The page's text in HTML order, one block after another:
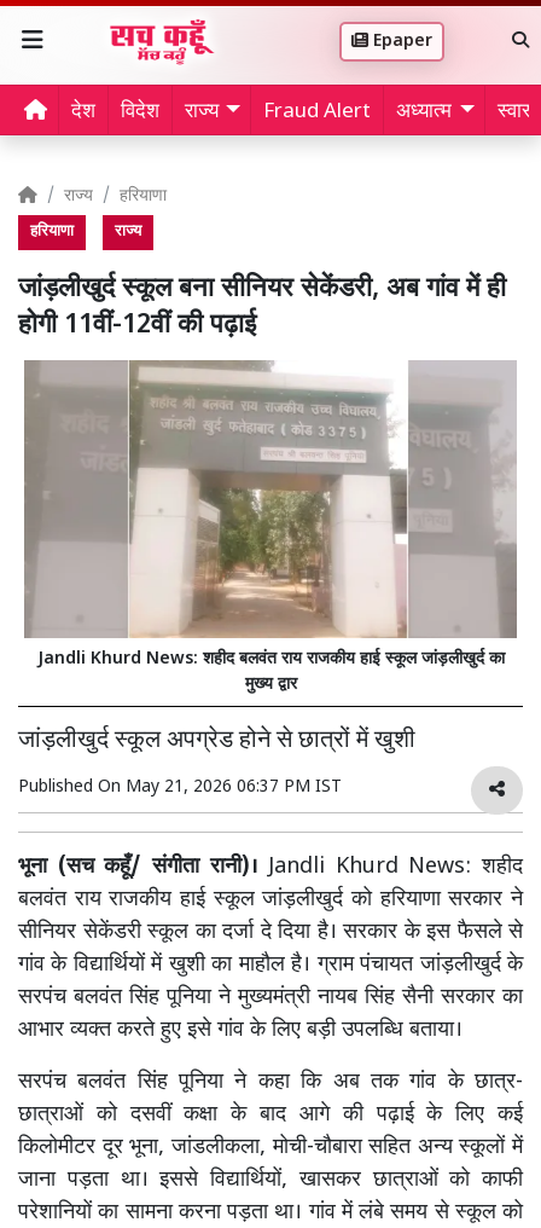
Epaper
देश विदेश राज्य Fraud Alert अध्यात्म
राज्य हरियाणा
हरियाणा राज्य
जांड़लीखुर्द स्कूल बना सीनियर सेकेंडरी, अब गांव में ही
होगी 11वीं-12वीं की पढ़ाई
Jandli Khurd News: शहीद बलवंत राय राजकीय हाई स्कूल जांड़लीखुर्द का
मुख्य द्वार
जांड़लीखुर्द स्कूल अपग्रेड होने से छात्रों में खुशी
Published On May 21, 2026 06:37 PM IST
भूना (सच कहूँ/ संगीता रानी)। Jandli Khurd News: शहीद
बलवंत राय राजकीय हाई स्कूल जांड़लीखुर्द को हरियाणा सरकार ने
सीनियर सेकेंडरी स्कूल का दर्जा दे दिया है। सरकार के इस फैसले से
गांव के विद्यार्थियों में खुशी का माहौल है। ग्राम पंचायत जांड़लीखुर्द के
सरपंच बलवंत सिंह पूनिया ने मुख्यमंत्री नायब सिंह सैनी सरकार का
आभार व्यक्त करते हुए इसे गांव के लिए बड़ी उपलब्धि बताया।
सरपंच बलवंत सिंह पूनिया ने कहा कि अब तक गांव के छात्र-
छात्राओं को दसवीं कक्षा के बाद आगे की पढ़ाई के लिए कई
किलोमीटर दूर भूना, जांडलीकला, मोची-चौबारा सहित अन्य स्कूलों में
जाना पड़ता था। इससे विद्यार्थियों, खासकर छात्राओं को काफी
परेशानियों का सामना करना पड़ता था। गांव में लंबे समय से स्कूल को